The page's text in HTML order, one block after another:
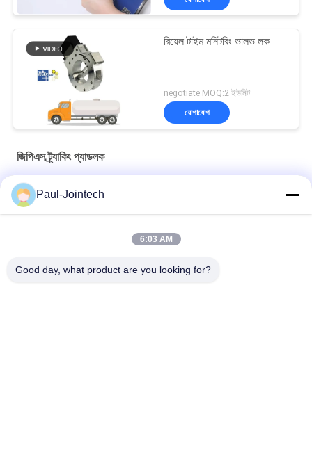
রিয়েল টাইম মনিটরিং ভালভ লক
negotiate MOQ:2 ইউনিট
যোগাযোগ
জিপিএস ট্র্যাকিং প্যাডলক
JT705A রিমোট আনলক সহ কার্গো পরিবহনের জন্য কনটেইনার জিপিএস ট্র্যাকিং লক
রিমোট কন্ট্রোল সহ অ্যান্টি চুরি 15000 এমএএইচ ব্যাটারি জিপিএস ট্র্যাকিং প্যাডলক
জোইন্টেক জেটি৭০৯এ কনটেইনার জিপিএস ট্র্যাকিং প্যাডলক ওয়াটারপ্রুফ ভ্যান ট্রাক
Paul-Jointech
6:03 AM
Good day, what product are you looking for?